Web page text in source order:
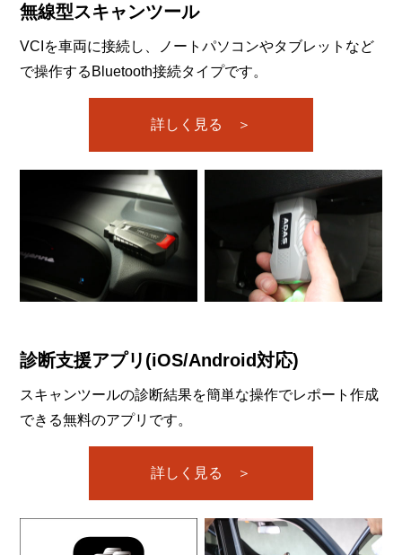
無線型スキャンツール
VCIを車両に接続し、ノートパソコンやタブレットなど
で操作するBluetooth接続タイプです。
詳しく見る ＞
診断支援アプリ(iOS/Android対応)
スキャンツールの診断結果を簡単な操作でレポート作成
できる無料のアプリです。
詳しく見る ＞